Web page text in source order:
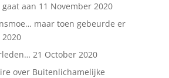
aan 11 November 2020
maar toen gebeurde er
21 October 2020
over Buitenlichamelijke